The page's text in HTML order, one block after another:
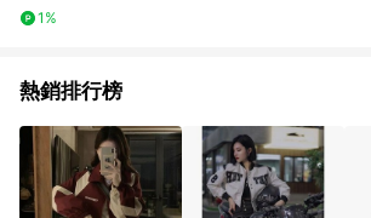
1%
熱銷排行榜